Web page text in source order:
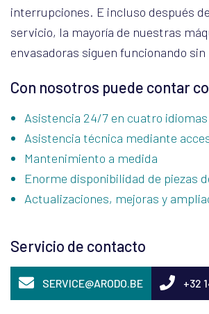
interrupciones. E incluso después
servicio, la mayoría de nuestras
envasadoras siguen funcionando
Con nosotros puede contar
Asistencia 24/7 en cuatro idiomas
Asistencia técnica mediante
Mantenimiento a medida
Enorme disponibilidad de piezas
Actualizaciones, mejoras y
Servicio de contacto
SERVICE@ARODO.BE +32